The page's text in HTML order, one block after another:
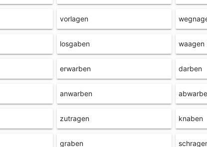
vorlagen
losgaben waagen
erwarben darben
anwarben
zutragen knaben
graben